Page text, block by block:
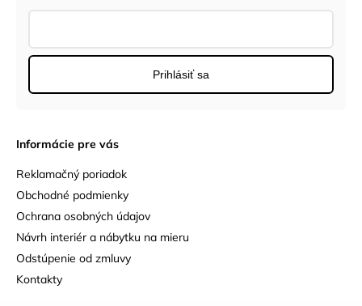
Informácie pre vás
Reklamačný poriadok
Obchodné podmienky
Ochrana osobných údajov
Návrh interiér a nábytku na mieru
Odstúpenie od zmluvy
Kontakty
Prihlásiť sa